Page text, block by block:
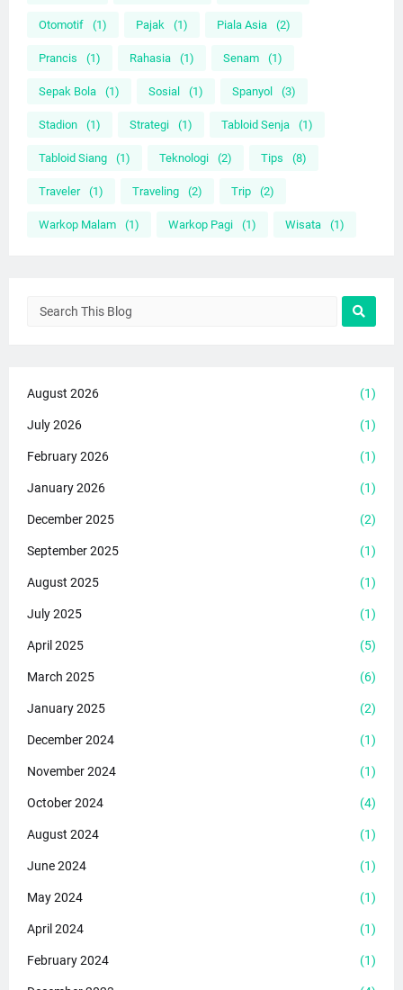
Otomotif (1) Pajak (1) Piala Asia (2)
Prancis (1) Rahasia (1) Senam (1)
Sepak Bola (1) Sosial (1) Spanyol (3)
Stadion (1) Strategi (1) Tabloid Senja (1)
Tabloid Siang (1) Teknologi (2) Tips (8)
Traveler (1) Traveling (2) Trip (2)
Warkop Malam (1) Warkop Pagi (1) Wisata (1)
August 2026 (1)
July 2026 (1)
February 2026 (1)
January 2026 (1)
December 2025 (2)
September 2025 (1)
August 2025 (1)
July 2025 (1)
April 2025 (5)
March 2025 (6)
January 2025 (2)
December 2024 (1)
November 2024 (1)
October 2024 (4)
August 2024 (1)
June 2024 (1)
May 2024 (1)
April 2024 (1)
February 2024 (1)